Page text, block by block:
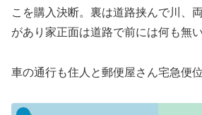
こを購入決断。裏は道路挟んで川、
があり家正面は道路で前には何も無い
車の通行も住人と郵便屋さん宅急便